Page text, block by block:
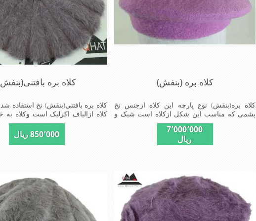
کلاه بره (بنفش)
کلاه بره(بنفش) نوع پارچه این کلاه ازجنس نخ
پشمی که مناسب این شکل ازکلاه است شیک و
مناسب افراد خوش پوش جنس عالی ,بافتی
مناسب , سبکی, خوش فرمی از دیگر خصوصیات
7٬000٬000
ریال
کلاه بره
کلاه بره بافتنی(بنفش) نخ استفاده
کلاه ازالیاف اکرلیک است وکلاه به
از دو لایه بافت ضخامت مناسبی
دارا است شیک و مناسب افراد
عالی,بافتی مناسب,سبکی,خوش
850٬000 ریال